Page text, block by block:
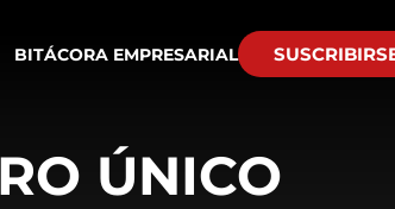
BITÁCORA EMPRESARIAL
ÚNICO